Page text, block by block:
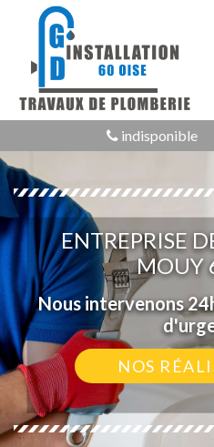
indisponible
ENTREPRISE
MOUY
Nous intervenons
NOS